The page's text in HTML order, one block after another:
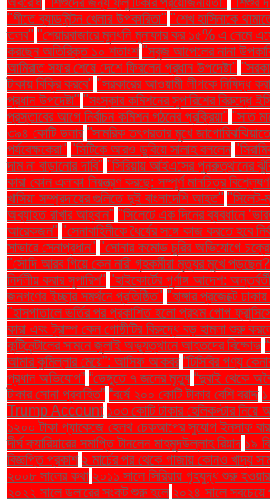
"শীতে ব্যাডমিন্টন খেলার উপকারিতা" "শেখ হাসিনাকে
তলব" "শেয়ারবাজারে মূলধনি মুনাফার কর ১৫% এ নেমে
করছেন অতিরিক্ত ১০ শতাংশ "সবুজ আপেলের নানা
আমিরাত সফর শেষে দেশে ফিরলেন প্রধান উপদেষ্টা"
টাকায় বিক্রি করবে" "সরকারের আওয়ামী লীগকে নিষিদ্ধ
প্রধান উপদেষ্টা" "সংস্কার কমিশনের সুপারিশের বিরুদ্ধে
প্রস্তাবের আগে নির্বাচন কমিশন গঠনের প্রক্রিয়া" "সাত
৩৯৪ কোটি ডলার "সামরিক তৎপরতার মুখে
পর্যবেক্ষকেরা" "সিটিকে আরও ডুবিয়ে সালাহ বললেন
দাম না বাড়ানোর দাবি" "সিরিয়ায় আইএসের পুনরুত্থানের
কারা কোন এলাকা নিয়ন্ত্রণ করছে: সম্পূর্ণ মানচিত্র
খাসিয়া সম্প্রদায়ের গুলিতে দুই বাংলাদেশি আহত" "সিলেট-
অব্যাহত রাখার আহ্বান" "সিলেটে এক দিনের ব্যবধানে
আরেকজন" "সেনাবাহিনীকে ধৈর্যের সঙ্গে কাজ করতে হবে
সাভারে সেনাপ্রধান" "সোনার কমোড চুরির অভিযোগে
"সৌদি আরব গিয়ে কেন নারী গৃহকর্মীরা মৃত্যুর মুখে
নির্দলীয় করার সুপারিশ" "হাইকোর্টের পূর্ণাঙ্গ আদেশ:
জনগণের ইচ্ছার সমর্থনে প্রতিষ্ঠিত" "হাঙ্গার প্রজেক্টে
"হাসপাতালে ভর্তির পর প্রকাশিত হলো প্রথম পোপ
কারা এবং ট্রাম্প কেন গোষ্ঠীটির বিরুদ্ধে বড় হামলা শুরু
কন্টিনেন্টালের সামনে জুলাই অভ্যুত্থানে আহতদের বিক্ষোভ
আমার কুমিল্লার মেয়ে”: আসিফ আকবর “টিসিবির পণ্য
প্রধান অভিযোগ” “ডেঙ্গুতে ৭ জনের মৃত্যু “দুবাই থেকে
টাকার সোনা প্রবাহিত” “বর্ষে ২০০ কোটি টাকার বেশি বরাদ্দ
Trump Account ১০৩ কোটি টাকার হেলিকপ্টার নিয়ে
১২০০ টাকা প্যাকেজে হেলথ চেকআপের সুযোগ ইনসাফ
দীর্ঘ ক্যারিয়ারের সমাপ্তি টানলেন মাহমুদউল্লাহ রিয়াদ ১৯
বিজ্ঞপ্তি প্রকাশ ২ মার্চের পর থেকে গাজায় কোনও খাদ্য
২০০৮ সালের কথা ২০১১ সালে সিরিয়ায় গৃহযুদ্ধ শুরু
২০২২ সালে ডলারের সংকট শুরু হলে ২০২৪ সালে সবচেয়ে